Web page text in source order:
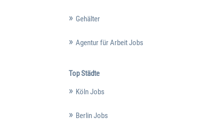
Gehälter
Agentur für Arbeit Jobs
Top Städte
Köln Jobs
Berlin Jobs